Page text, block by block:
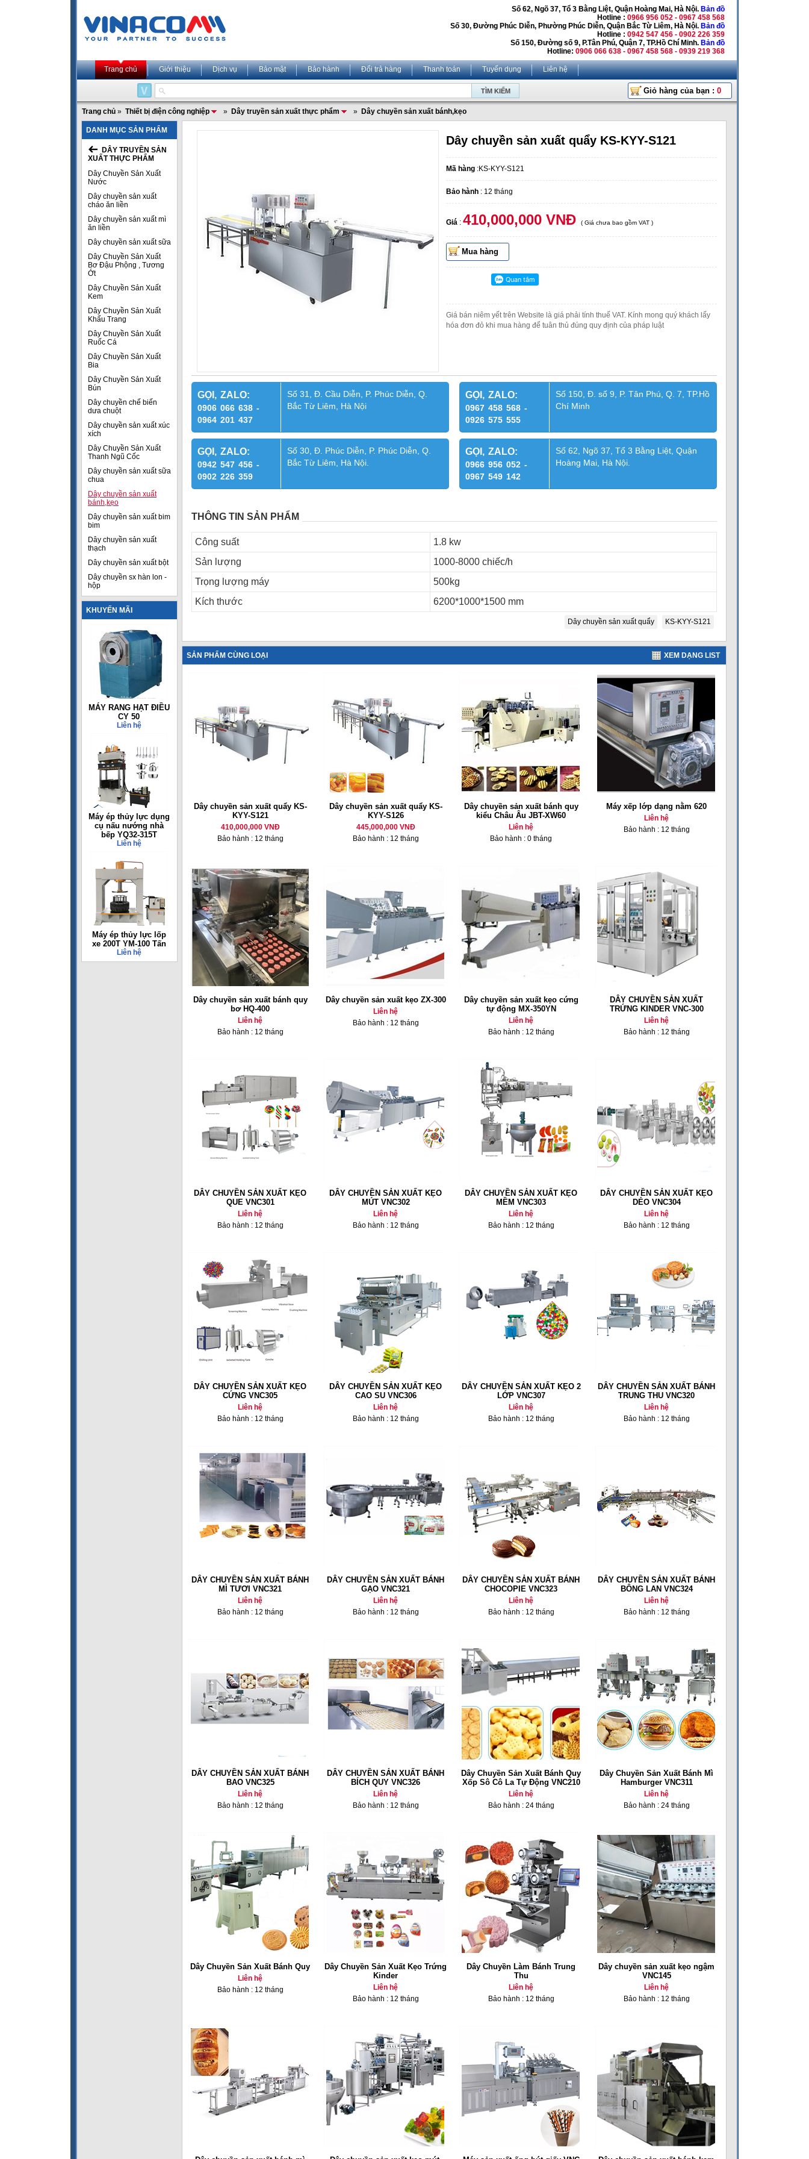
Số 62, Ngõ 37, Tổ 3 Bằng Liệt, Quận Hoàng Mai, Hà Nội. Bản đồ
Hotline : 0966 956 052 - 0967 458 568
Số 30, Đường Phúc Diễn, Phường Phúc Diễn, Quận Bắc Từ Liêm, Hà Nội. Bản đồ
Hotline : 0942 547 456 - 0902 226 359
Số 150, Đường số 9, P.Tân Phú, Quận 7, TP.Hồ Chí Minh. Bản đồ
Hotline: 0906 066 638 - 0967 458 568 - 0939 219 368
Trang chủ Giới thiệu Dịch vụ Bảo mật Bảo hành Đổi trả hàng Thanh toán Tuyển dụng Liên hệ
Giỏ hàng của bạn : 0
Trang chủ » Thiết bị điện công nghiệp » Dây truyền sản xuất thực phẩm » Dây chuyền sản xuất bánh,kẹo
DANH MỤC SẢN PHẨM
DÂY TRUYỀN SẢN
XUẤT THỰC PHẨM
Dây Chuyền Sản Xuất
Nước
Dây chuyền sản xuất
cháo ăn liền
Dây chuyền sản xuất mì
ăn liền
Dây chuyền sản xuất sữa
Dây Chuyền Sản Xuất
Bơ Đậu Phộng , Tương
Ớt
Dây Chuyền Sản Xuất
Kem
Dây Chuyền Sản Xuất
Khẩu Trang
Dây Chuyền Sản Xuất
Ruốc Cá
Dây Chuyền Sản Xuất
Bia
Dây Chuyền Sản Xuất
Bún
Dây chuyền chế biến
dưa chuột
Dây chuyền sản xuất xúc
xích
Dây Chuyền Sản Xuất
Thanh Ngũ Cốc
Dây chuyền sản xuất sữa
chua
Dây chuyền sản xuất
bánh,kẹo
Dây chuyền sản xuất bim
bim
Dây chuyền sản xuất
thạch
Dây chuyền sản xuất bột
Dây chuyền sx hàn lon -
hộp
KHUYẾN MÃI
MÁY RANG HẠT ĐIỀU
CY 50
Liên hệ
Máy ép thủy lực dụng
cụ nấu nướng nhà
bếp YQ32-315T
Liên hệ
Máy ép thủy lực lốp
xe 200T YM-100 Tấn
Liên hệ
Dây chuyền sản xuất quẩy KS-KYY-S121
Mã hàng :KS-KYY-S121
Bảo hành : 12 tháng
Giá : 410,000,000 VNĐ ( Giá chưa bao gồm VAT )
Mua hàng
Giá bán niêm yết trên Website là giá phải tính thuế VAT. Kính mong quý khách lấy
hóa đơn đỏ khi mua hàng để tuân thủ đúng quy định của pháp luật
GỌI, ZALO:
0906 066 638 -
0964 201 437
Số 31, Đ. Cầu Diễn, P. Phúc Diễn, Q.
Bắc Từ Liêm, Hà Nội
GỌI, ZALO:
0967 458 568 -
0926 575 555
Số 150, Đ. số 9, P. Tân Phú, Q. 7, TP.Hồ
Chí Minh
GỌI, ZALO:
0942 547 456 -
0902 226 359
Số 30, Đ. Phúc Diễn, P. Phúc Diễn, Q.
Bắc Từ Liêm, Hà Nội.
GỌI, ZALO:
0966 956 052 -
0967 549 142
Số 62, Ngõ 37, Tổ 3 Bằng Liệt, Quận
Hoàng Mai, Hà Nội.
THÔNG TIN SẢN PHẨM
Công suất
1.8 kw
Sản lượng
1000-8000 chiếc/h
Trọng lượng máy
500kg
Kích thước
6200*1000*1500 mm
Dây chuyền sản xuất quẩy KS-KYY-S121
SẢN PHẨM CÙNG LOẠI XEM DẠNG LIST
Dây chuyền sản xuất quẩy KS-
KYY-S121
410,000,000 VNĐ
Bảo hành : 12 tháng
Dây chuyền sản xuất quẩy KS-
KYY-S126
445,000,000 VNĐ
Bảo hành : 12 tháng
Dây chuyền sản xuất bánh quy
kiểu Châu Âu JBT-XW60
Liên hệ
Bảo hành : 0 tháng
Máy xếp lớp dạng nằm 620
Liên hệ
Bảo hành : 12 tháng
Dây chuyền sản xuất bánh quy
bơ HQ-400
Liên hệ
Bảo hành : 12 tháng
Dây chuyền sản xuất kẹo ZX-300
Liên hệ
Bảo hành : 12 tháng
Dây chuyền sản xuất kẹo cứng
tự động MX-350YN
Liên hệ
Bảo hành : 12 tháng
DÂY CHUYỀN SẢN XUẤT
TRỨNG KINDER VNC-300
Liên hệ
Bảo hành : 12 tháng
DÂY CHUYỀN SẢN XUẤT KẸO
QUE VNC301
Liên hệ
Bảo hành : 12 tháng
DÂY CHUYỀN SẢN XUẤT KẸO
MÚT VNC302
Liên hệ
Bảo hành : 12 tháng
DÂY CHUYỀN SẢN XUẤT KẸO
MỀM VNC303
Liên hệ
Bảo hành : 12 tháng
DÂY CHUYỀN SẢN XUẤT KẸO
DẺO VNC304
Liên hệ
Bảo hành : 12 tháng
DÂY CHUYỀN SẢN XUẤT KẸO
CỨNG VNC305
Liên hệ
Bảo hành : 12 tháng
DÂY CHUYỀN SẢN XUẤT KẸO
CAO SU VNC306
Liên hệ
Bảo hành : 12 tháng
DÂY CHUYỀN SẢN XUẤT KẸO 2
LỚP VNC307
Liên hệ
Bảo hành : 12 tháng
DÂY CHUYỀN SẢN XUẤT BÁNH
TRUNG THU VNC320
Liên hệ
Bảo hành : 12 tháng
DÂY CHUYỀN SẢN XUẤT BÁNH
MÌ TƯƠI VNC321
Liên hệ
Bảo hành : 12 tháng
DÂY CHUYỀN SẢN XUẤT BÁNH
GẠO VNC321
Liên hệ
Bảo hành : 12 tháng
DÂY CHUYỀN SẢN XUẤT BÁNH
CHOCOPIE VNC323
Liên hệ
Bảo hành : 12 tháng
DÂY CHUYỀN SẢN XUẤT BÁNH
BÔNG LAN VNC324
Liên hệ
Bảo hành : 12 tháng
DÂY CHUYỀN SẢN XUẤT BÁNH
BAO VNC325
Liên hệ
Bảo hành : 12 tháng
DÂY CHUYỀN SẢN XUẤT BÁNH
BÍCH QUY VNC326
Liên hệ
Bảo hành : 12 tháng
Dây Chuyền Sản Xuất Bánh Quy
Xốp Sô Cô La Tự Động VNC210
Liên hệ
Bảo hành : 24 tháng
Dây Chuyền Sản Xuất Bánh Mì
Hamburger VNC311
Liên hệ
Bảo hành : 24 tháng
Dây Chuyền Sản Xuất Bánh Quy
Liên hệ
Bảo hành : 12 tháng
Dây Chuyền Sản Xuất Kẹo Trứng
Kinder
Liên hệ
Bảo hành : 12 tháng
Dây Chuyền Làm Bánh Trung
Thu
Liên hệ
Bảo hành : 12 tháng
Dây chuyền sản xuất kẹo ngậm
VNC145
Liên hệ
Bảo hành : 12 tháng